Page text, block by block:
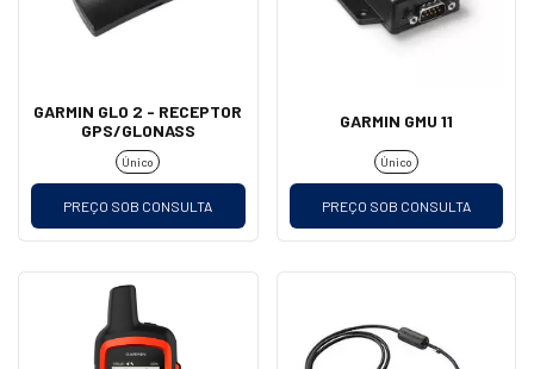
GARMIN GLO 2 - RECEPTOR
GPS/GLONASS
Único
PREÇO SOB CONSULTA
GARMIN GMU 11
Único
PREÇO SOB CONSULTA